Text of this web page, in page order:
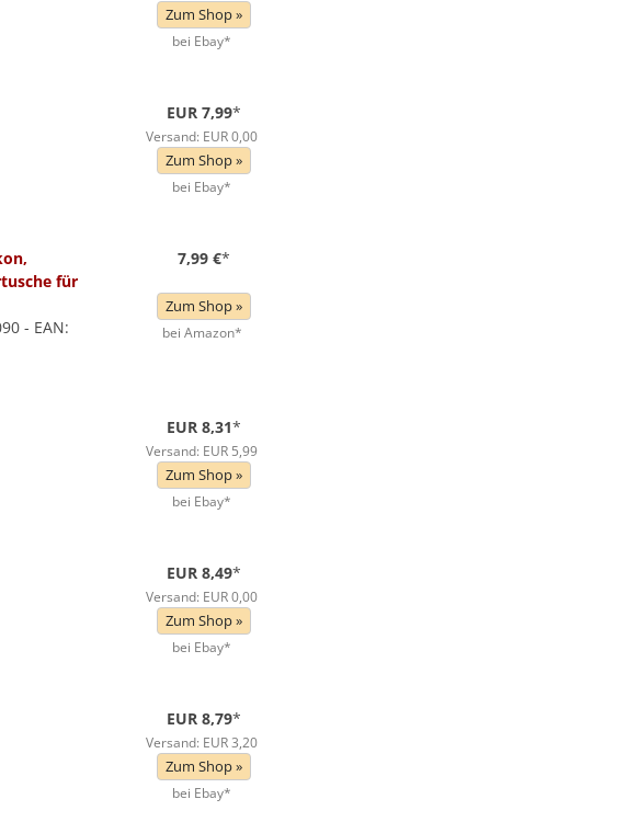
Zum Shop »
bei Ebay*
EUR 7,99*
Versand: EUR 0,00
Zum Shop »
bei Ebay*
für
- EAN:
7,99 €*
Zum Shop »
bei Amazon*
EUR 8,31*
Versand: EUR 5,99
Zum Shop »
bei Ebay*
EUR 8,49*
Versand: EUR 0,00
Zum Shop »
bei Ebay*
EUR 8,79*
Versand: EUR 3,20
Zum Shop »
bei Ebay*